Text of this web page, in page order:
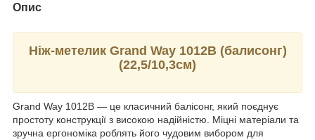
Опис
Ніж-метелик Grand Way 1012B (балисонг)
(22,5/10,3см)
Grand Way 1012B — це класичний балісонг, який поєднує
простоту конструкції з високою надійністю. Міцні матеріали та
зручна ергономіка роблять його чудовим вибором для